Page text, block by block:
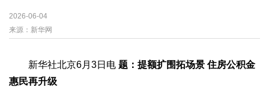
经济观察
经济转型
民主政治
观察思考
2026-06-04
来源： 新华网
新华社北京6月3日电 题：提额扩围拓场景 住房公积金
惠民再升级